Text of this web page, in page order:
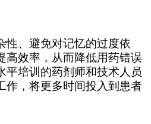
性、避免对记忆的过度依
高效率，从而降低用药错误
平培训的药剂师和技术人员
作，将更多时间投入到患者